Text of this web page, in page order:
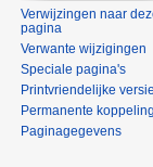
Verwijzingen naar
pagina
Verwante wijzigingen
Speciale pagina's
Printvriendelijke versie
Permanente koppeling
Paginagegevens